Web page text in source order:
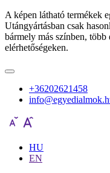
A képen látható termékek
Utángyártásban csak
bármely más színben,
elérhetőségeken.
+36202621458
HU
EN